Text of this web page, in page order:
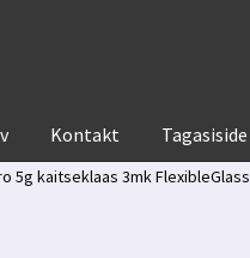
Kontakt Tagasiside
5g kaitseklaas 3mk FlexibleGlass